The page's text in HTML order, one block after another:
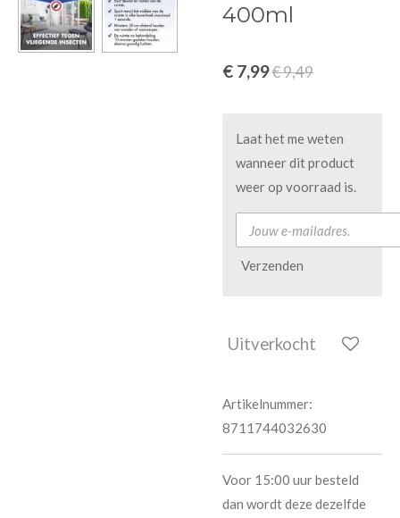
400ml
€ 7,99€ 9,49
Laat het me weten
wanneer dit product
weer op voorraad is.
Verzenden
Uitverkocht
Artikelnummer:
8711744032630
Voor 15:00 uur besteld
dan wordt deze dezelfde